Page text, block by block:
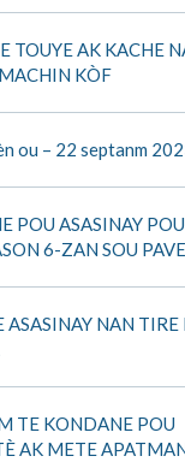
TOUYE AK KACHE
KÒF
ou – 22 septanm
POU ASASINAY
6-ZAN SOU PAVE
ASASINAY NAN TIRE
TE KONDANE POU
AK METE